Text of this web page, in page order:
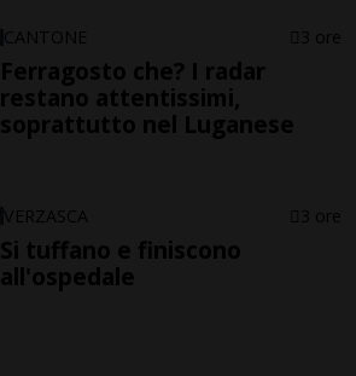
CANTONE 3 ore
Ferragosto che? I radar
restano attentissimi,
soprattutto nel Luganese
VERZASCA 3 ore
Si tuffano e finiscono
all'ospedale